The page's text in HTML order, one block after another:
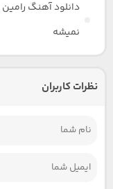
دانلود آهنگ
نمیشه
نظرات کاربران